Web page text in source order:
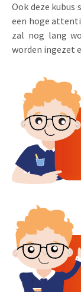
Ook deze
een hoge
zal nog lang
worden ingezet
Twin Sliders
Tabkaarten
Andere
Alle producten
Marketing in de
Duurzame
Horeca Marketing
Food Marketing
Kalender maken
Klantenbinding
Contactgegevens
Duurzaamheid
Brochure